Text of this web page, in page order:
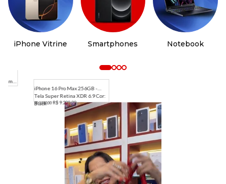
iPhone Vitrine Smartphones Notebook